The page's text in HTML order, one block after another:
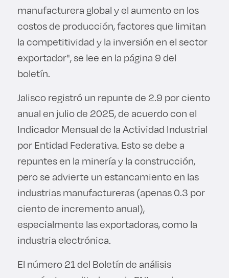
manufacturera global y el aumento en los
costos de producción, factores que limitan
la competitividad y la inversión en el sector
exportador", se lee en la página 9 del
boletín.
Jalisco registró un repunte de 2.9 por ciento
anual en julio de 2025, de acuerdo con el
Indicador Mensual de la Actividad Industrial
por Entidad Federativa. Esto se debe a
repuntes en la minería y la construcción,
pero se advierte un estancamiento en las
industrias manufactureras (apenas 0.3 por
ciento de incremento anual),
especialmente las exportadoras, como la
industria electrónica.
El número 21 del Boletín de análisis